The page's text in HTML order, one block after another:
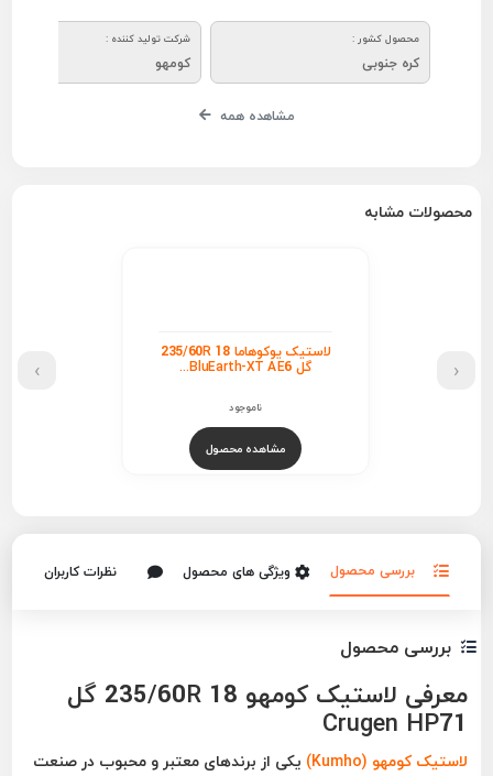
محصول کشور :
کره جنوبی
شرکت تولید کننده :
کومهو
مشاهده همه
محصولات مشابه
لاستیک یوکوهاما 235/60R 18
گل BluEarth-XT AE6...
ناموجود
مشاهده محصول
‹
›
بررسی محصول ویژگی های محصول نظرات کاربران
بررسی محصول
معرفی لاستیک کومهو 235/60R 18 گل
Crugen HP71
لاستیک کومهو (Kumho)
یکی از برندهای معتبر و محبوب در صنعت